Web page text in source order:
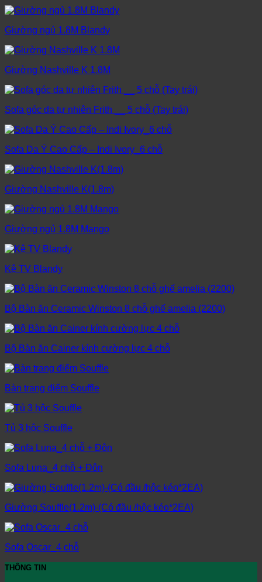
Giường ngủ 1.8M Blandy
Giường Nashville K 1.8M
Sofa góc da tự nhiên Frith __ 5 chỗ (Tay trái)
Sofa Da Ý Cao Cấp – Indi Ivory_6 chỗ
Giường Nashville K(1.8m)
Giường ngủ 1.8M Mango
Kệ TV Blandy
Bộ Bàn ăn Ceramic Winston 8 chỗ ghế amelia (2200)
Bộ Bàn ăn Cainer kính cường lực 4 chỗ
Bàn trang điểm Souffle
Tủ 3 hộc Souffle
Sofa Luna_4 chỗ + Đôn
Giường Souffle(1.2m)-(Có đầu /hộc kéo*2EA)
Sofa Oscar_4 chỗ
THÔNG TIN